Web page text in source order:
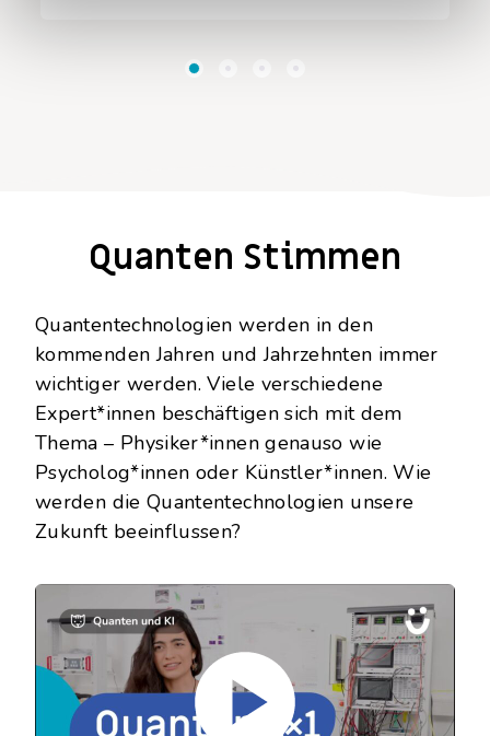
Quanten Stimmen
Quantentechnologien werden in den
kommenden Jahren und Jahrzehnten immer
wichtiger werden. Viele verschiedene
Expert*innen beschäftigen sich mit dem
Thema – Physiker*innen genauso wie
Psycholog*innen oder Künstler*innen. Wie
werden die Quantentechnologien unsere
Zukunft beeinflussen?